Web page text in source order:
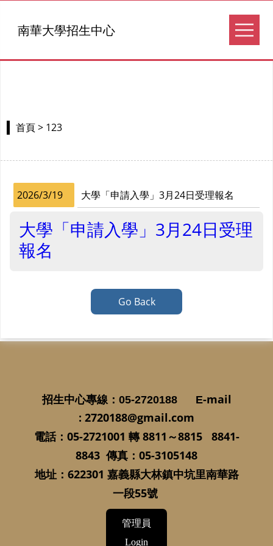
首頁 > 123
2026/3/19 大學「申請入學」3月24日受理報名
大學「申請入學」3月24日受理
報名
Go Back
招生中心專線：05-2720188 E-mail
: 2720188@gmail.com
電話： 05-2721001 轉8811 ～8815 8841-
8843 傳真 ： 05-3105148
地址： 622301 嘉義縣大林鎮中坑里南華路
一段55號
管理員
Login
南華大學招生中心